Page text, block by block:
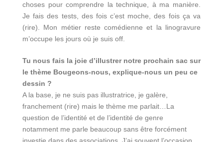
choses pour comprendre la technique, à ma manière.
Je fais des tests, des fois c’est moche, des fois ça va
(rire). Mon métier reste comédienne et la linogravure
m’occupe les jours où je suis off.
Tu nous fais la joie d’illustrer notre prochain sac sur
le thème Bougeons-nous, explique-nous un peu ce
dessin ?
A la base, je ne suis pas illustratrice, je galère,
franchement (rire) mais le thème me parlait…La
question de l’identité et de l’identité de genre
notamment me parle beaucoup sans être forcément